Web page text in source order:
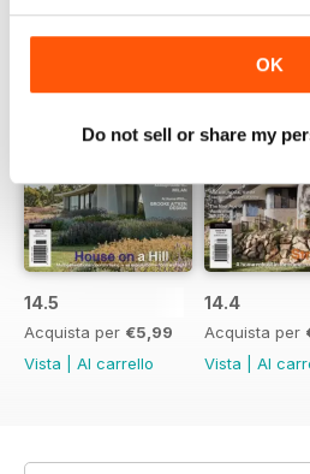
OK
Do not sell or share my
14.5
Acquista per €5,99
Vista
Al carrello
14.4
Acquista per
Vista
Al